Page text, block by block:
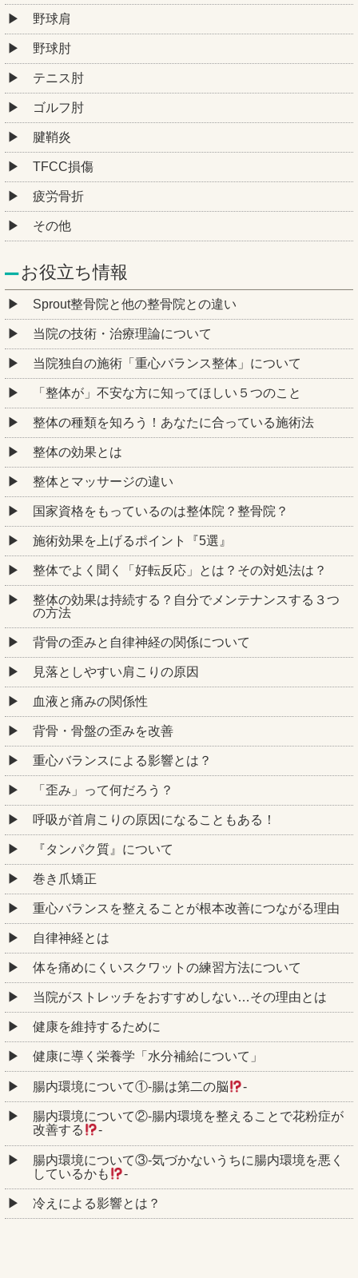
野球肩
野球肘
テニス肘
ゴルフ肘
腱鞘炎
TFCC損傷
疲労骨折
その他
お役立ち情報
Sprout整骨院と他の整骨院との違い
当院の技術・治療理論について
当院独自の施術「重心バランス整体」について
「整体が」不安な方に知ってほしい５つのこと
整体の種類を知ろう！あなたに合っている施術法
整体の効果とは
整体とマッサージの違い
国家資格をもっているのは整体院？整骨院？
施術効果を上げるポイント『5選』
整体でよく聞く「好転反応」とは？その対処法は？
整体の効果は持続する？自分でメンテナンスする３つ
の方法
背骨の歪みと自律神経の関係について
見落としやすい肩こりの原因
血液と痛みの関係性
背骨・骨盤の歪みを改善
重心バランスによる影響とは？
「歪み」って何だろう？
呼吸が首肩こりの原因になることもある！
『タンパク質』について
巻き爪矯正
重心バランスを整えることが根本改善につながる理由
自律神経とは
体を痛めにくいスクワットの練習方法について
当院がストレッチをおすすめしない…その理由とは
健康を維持するために
健康に導く栄養学「水分補給について」
腸内環境について①‐腸は第二の脳 ‐
腸内環境について②‐腸内環境を整えることで花粉症が
改善する
‐
腸内環境について③‐気づかないうちに腸内環境を悪く
しているかも
‐
冷えによる影響とは？